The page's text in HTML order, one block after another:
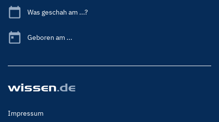
Was geschah am ...?
Geboren am ...
Footer
Impressum